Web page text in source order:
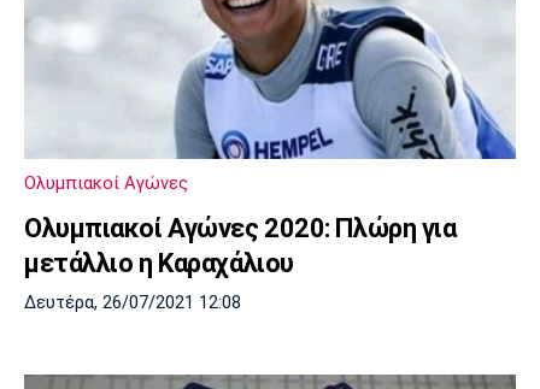
Ολυμπιακοί Αγώνες
Ολυμπιακοί Αγώνες 2020: Πλώρη για
μετάλλιο η Καραχάλιου
Δευτέρα, 26/07/2021 12:08